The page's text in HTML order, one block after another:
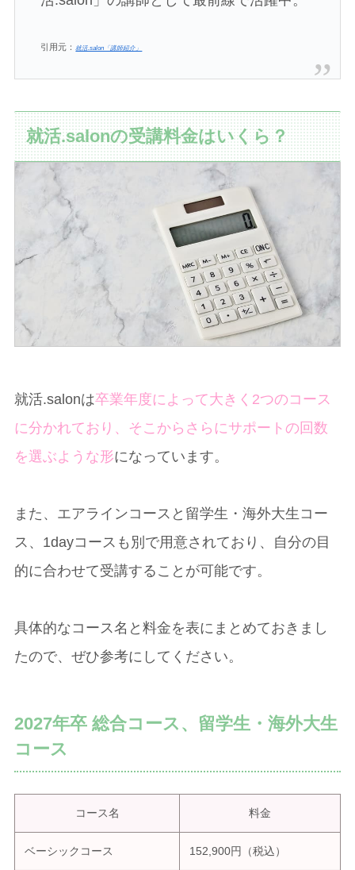
引用元： 就活.salon「講師紹介」
就活.salonの受講料金はいくら？
就活.salonは卒業年度によって大きく2つのコース
に分かれており、そこからさらにサポートの回数
を選ぶような形になっています。
また、エアラインコースと留学生・海外大生コー
ス、1dayコースも別で用意されており、自分の目
的に合わせて受講することが可能です。
具体的なコース名と料金を表にまとめておきまし
たので、ぜひ参考にしてください。
2027年卒 総合コース、留学生・海外大生
コース
コース名 料金
ベーシックコース 152,900円（税込）